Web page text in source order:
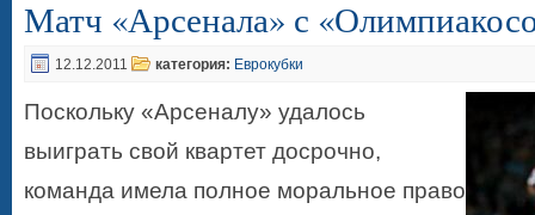
Матч «Арсенала» с
12.12.2011 категория: Еврокубки
Поскольку «Арсеналу» удалось
выиграть свой квартет досрочно,
команда имела полное моральное право